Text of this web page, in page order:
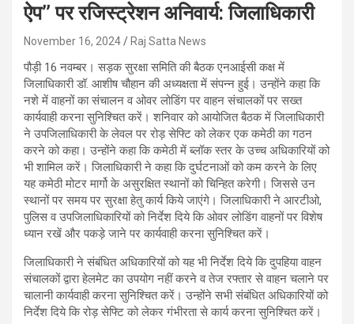
ऐप’’ पर रजिस्ट्रेशन अनिवार्य: जिलाधिकारी
November 16, 2024 Raj Satta News
पौड़ी 16 नवम्बर। सड़क सुरक्षा समिति की बैठक एनआईसी कक्ष में
जिलाधिकारी डॉ. आशीष चौहान की अध्यक्षता में संपन्न हुई। उन्होंने कहा कि
नशे में वाहनों का संचालन व ओवर लोडिंग पर वाहन संचालकों पर सख्त
कार्यवाही करना सुनिश्चित करें। शनिवार को आयोजित बैठक में जिलाधिकारी
ने उपजिलाधिकारी के लेवल पर रोड़ सेफ्टि को लेकर एक कमेठी का गठन
करने को कहा। उन्होंने कहा कि कमेठी में ब्लॉक स्तर के उच्च अधिकारियों को
भी शामिल करें। जिलाधिकारी ने कहा कि दुर्घटनाओं को कम करने के लिए
यह कमेठी मोटर मार्गो के असुरक्षित स्थानों को चिन्हित करेगी। जिससे उन
स्थानों पर समय पर सुरक्षा हेतु कार्य किये जाएंगे। जिलाधिकारी ने आरटीओ,
पुलिस व उपजिलाधिकारियों को निर्देश दिये कि ओवर लोडिंग वाहनों पर विशेष
ध्यान रखें और पकड़े जाने पर कार्यवाही करना सुनिश्चित करें।
जिलाधिकारी ने संबंधित अधिकारियों को यह भी निर्देश दिये कि दुपहिया वाहन
संचालकों द्वारा हेलमेट का उपयोग नहीं करने व तेज रफ्तार से वाहन चलाने पर
चालानी कार्यवाही करना सुनिश्चित करें। उन्होंने सभी संबंधित अधिकारियों को
निर्देश दिये कि रोड़ सेफ्टि को लेकर गंभीरता से कार्य करना सुनिश्चित करें।